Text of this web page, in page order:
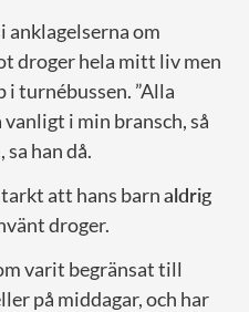
anklagelserna om
droger hela mitt liv men
i turnébussen. ”Alla
i min bransch, så
han då.
att hans barnaldrig
droger.
varit begränsat till
på middagar, och har